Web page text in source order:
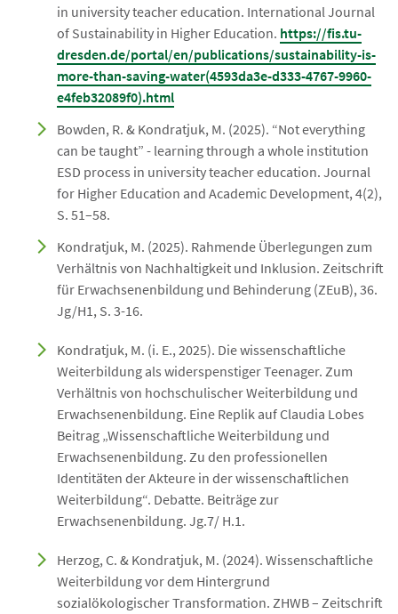
in university teacher education. International Journal
of Sustainability in Higher Education. https://fis.tu-
dresden.de/portal/en/publications/sustainability-is-
more-than-saving-water(4593da3e-d333-4767-9960-
e4feb32089f0).html
Bowden, R. & Kondratjuk, M. (2025). “Not everything
can be taught” - learning through a whole institution
ESD process in university teacher education. Journal
for Higher Education and Academic Development, 4(2),
S. 51–58.
Kondratjuk, M. (2025). Rahmende Überlegungen zum
Verhältnis von Nachhaltigkeit und Inklusion. Zeitschrift
für Erwachsenenbildung und Behinderung (ZEuB), 36.
Jg/H1, S. 3-16.
Kondratjuk, M. (i. E., 2025). Die wissenschaftliche
Weiterbildung als widerspenstiger Teenager. Zum
Verhältnis von hochschulischer Weiterbildung und
Erwachsenenbildung. Eine Replik auf Claudia Lobes
Beitrag „Wissenschaftliche Weiterbildung und
Erwachsenenbildung. Zu den professionellen
Identitäten der Akteure in der wissenschaftlichen
Weiterbildung“. Debatte. Beiträge zur
Erwachsenenbildung. Jg.7/ H.1.
Herzog, C. & Kondratjuk, M. (2024). Wissenschaftliche
Weiterbildung vor dem Hintergrund
sozialökologischer Transformation. ZHWB – Zeitschrift